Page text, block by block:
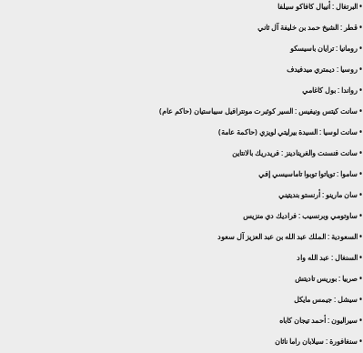
• البرتغال : أنيبال كافاكو سيلفا
• قطر : الشيخ حمد بن خليفة آل ثاني
• رومانيا : ترايان باسيسكو
• روسيا : ديمتري ميدفيدف
• رواندا : بول كاغامي
• سانت كيتس ونيفيس : السير كوثبرت مونترافيل سيباستيان (حاكم عام)
• سانت لوسيا : السيدة بيرليتي لويزي (حاكمة عامة)
• سانت فنسنت والغرينادينز : فريدريك بالانتاين
• ساموا : توياتوا توبوا تاماسيسي إفي
• سان مارينو : أرنستو بنديتيني
• ساوتومي وبرنسيب : فراديك دي منزيس
• السعودية : الملك عبد الله بن عبد العزيز آل سعود
• السنغال : عبد الله واد
• صربيا : بوريس تاديتش
• سيشل : جيمس مايكل
• سيراليون : أحمد تيجان كاباه
• سنغافورة : سيلابان راما ناثان